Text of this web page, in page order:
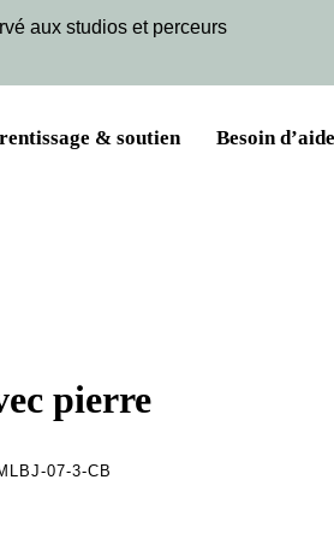
aux studios et perceurs
& soutien Besoin
pierre
07-3-CB